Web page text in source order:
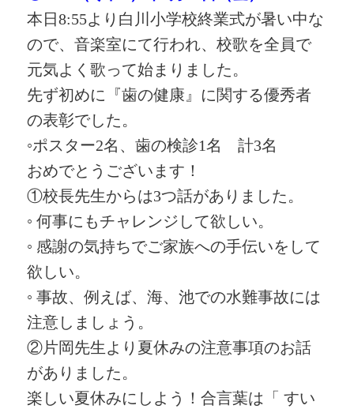
本日8:55より白川小学校終業式が暑い中な
ので、音楽室にて行われ、校歌を全員で
元気よく歌って始まりました。
先ず初めに『歯の健康』に関する優秀者
の表彰でした。
◦ポスター2名、歯の検診1名 計3名
おめでとうございます！
①校長先生からは3つ話がありました。
◦ 何事にもチャレンジして欲しい。
◦ 感謝の気持ちでご家族への手伝いをして
欲しい。
◦ 事故、例えば、海、池での水難事故には
注意しましょう。
②片岡先生より夏休みの注意事項のお話
がありました。
楽しい夏休みにしよう！合言葉は「 すい